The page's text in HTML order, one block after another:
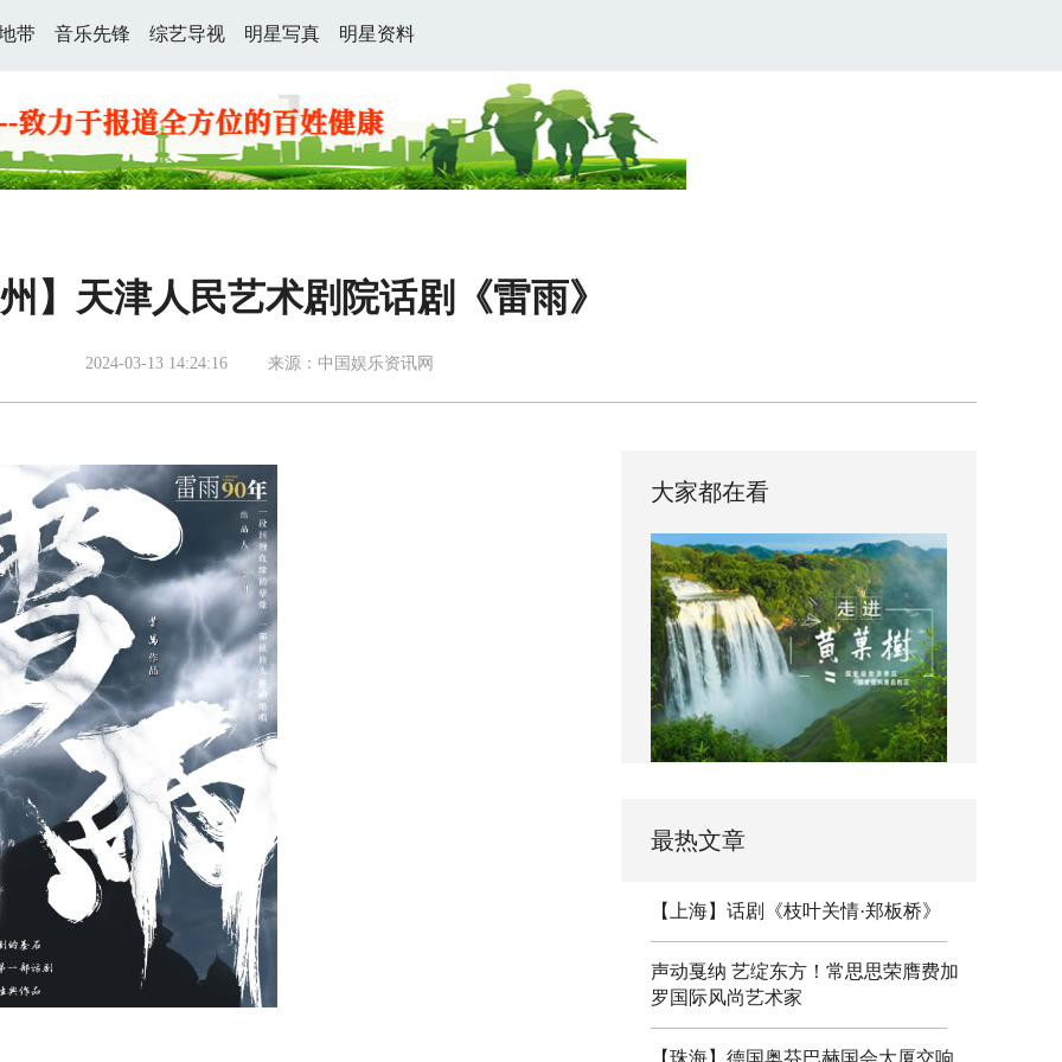
带 音乐先锋 综艺导视 明星写真 明星资料
】天津人民艺术剧院话剧《雷雨》
2024-03-13 14:24:16 来源：中国娱乐资讯网
大家都在看
最热文章
【上海】话剧《枝叶关情·郑板桥》
声动戛纳 艺绽东方！常思思荣膺费加
罗国际风尚艺术家
【珠海】德国奥芬巴赫国会大厦交响